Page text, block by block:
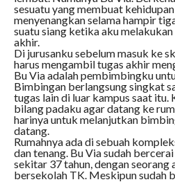
sesuatu yang membuat
menyenangkan selama hampir
suatu siang ketika aku
akhir.
Di jurusanku sebelum masuk ke
harus mengambil tugas akhir
Bu Via adalah pembimbingku
Bimbingan berlangsung singkat
tugas lain di luar kampus saat itu.
bilang padaku agar datang ke
harinya untuk melanjutkan
datang.
Rumahnya ada di sebuah
dan tenang. Bu Via sudah
sekitar 37 tahun, dengan seorang
bersekolah TK. Meskipun sudah